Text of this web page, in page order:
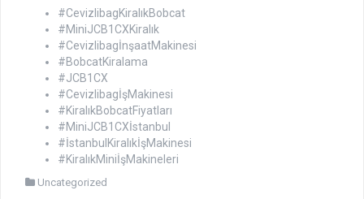
#CevizlibagKiralıkBobcat
#MiniJCB1CXKiralık
#CevizlibagİnşaatMakinesi
#BobcatKiralama
#JCB1CX
#CevizlibagİşMakinesi
#KiralıkBobcatFiyatları
#MiniJCB1CXİstanbul
#İstanbulKiralıkİşMakinesi
#KiralıkMiniİşMakineleri
Uncategorized